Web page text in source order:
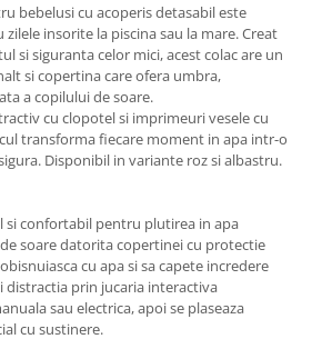
bebelusi cu acoperis detasabil este
insorite la piscina sau la mare. Creat
si siguranta celor mici, acest colac are un
si copertina care ofera umbra,
a copilului de soare.
cu clopotel si imprimeuri vesele cu
transforma fiecare moment in apa intr-o
Disponibil in variante roz si albastru.
si confortabil pentru plutirea in apa
soare datorita copertinei cu protectie
cu apa si sa capete incredere
distractia prin jucaria interactiva
sau electrica, apoi se plaseaza
cu sustinere.